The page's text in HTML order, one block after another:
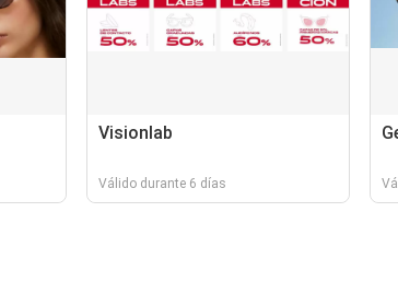
Visionlab
Válido durante 6 días